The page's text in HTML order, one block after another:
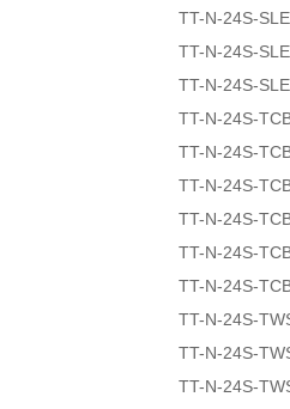
TT-N-24S-
TT-N-24S-
TT-N-24S-
TT-N-24S-
TT-N-24S-
TT-N-24S-
TT-N-24S-
TT-N-24S-
TT-N-24S-
TT-N-24S-
TT-N-24S-
TT-N-24S-